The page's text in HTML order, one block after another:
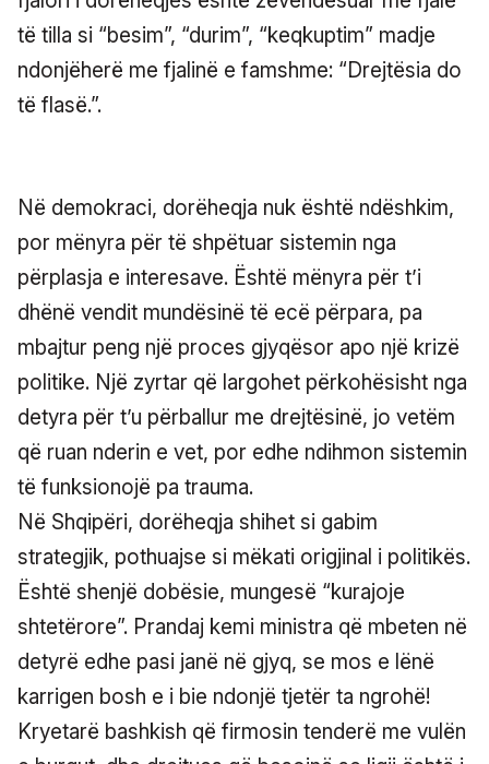
të tilla si “besim”, “durim”, “keqkuptim” madje
ndonjëherë me fjalinë e famshme: “Drejtësia do
të flasë.”.
Në demokraci, dorëheqja nuk është ndëshkim,
por mënyra për të shpëtuar sistemin nga
përplasja e interesave. Është mënyra për t’i
dhënë vendit mundësinë të ecë përpara, pa
mbajtur peng një proces gjyqësor apo një krizë
politike. Një zyrtar që largohet përkohësisht nga
detyra për t’u përballur me drejtësinë, jo vetëm
që ruan nderin e vet, por edhe ndihmon sistemin
të funksionojë pa trauma.
Në Shqipëri, dorëheqja shihet si gabim
strategjik, pothuajse si mëkati origjinal i politikës.
Është shenjë dobësie, mungesë “kurajoje
shtetërore”. Prandaj kemi ministra që mbeten në
detyrë edhe pasi janë në gjyq, se mos e lënë
karrigen bosh e i bie ndonjë tjetër ta ngrohë!
Kryetarë bashkish që firmosin tenderë me vulën